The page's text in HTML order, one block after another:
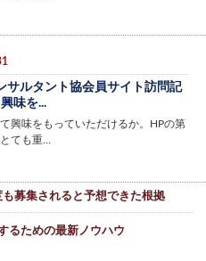
サルタント協会員サイト訪問記
興味を...
興味をもっていただけるか。HPの第
ても重…
募集されると予想できた根拠
るための最新ノウハウ